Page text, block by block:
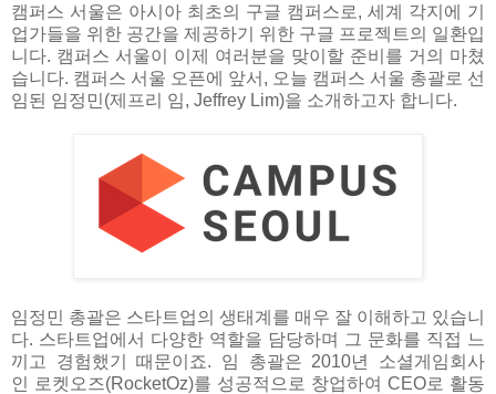
캠퍼스 서울은 아시아 최초의 구글 캠퍼스로, 세계 각지에 기
업가들을 위한 공간을 제공하기 위한 구글 프로젝트의 일환입
니다. 캠퍼스 서울이 이제 여러분을 맞이할 준비를 거의 마쳤
습니다. 캠퍼스 서울 오픈에 앞서, 오늘 캠퍼스 서울 총괄로 선
임된 임정민(제프리 임, Jeffrey Lim)을 소개하고자 합니다.
임정민 총괄은 스타트업의 생태계를 매우 잘 이해하고 있습니
다. 스타트업에서 다양한 역할을 담당하며 그 문화를 직접 느
끼고 경험했기 때문이죠. 임 총괄은 2010년 소셜게임회사
인 로켓오즈(RocketOz)를 성공적으로 창업하여 CEO로 활동